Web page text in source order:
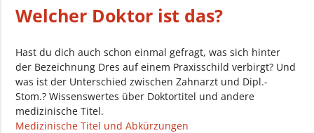
Welcher Doktor ist das?
Hast du dich auch schon einmal gefragt, was sich hinter
der Bezeichnung Dres auf einem Praxisschild verbirgt? Und
was ist der Unterschied zwischen Zahnarzt und Dipl.-
Stom.? Wissenswertes über Doktortitel und andere
medizinische Titel.
Medizinische Titel und Abkürzungen